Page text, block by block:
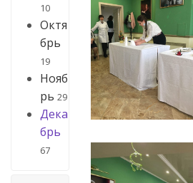
10
Октя
брь
19
Нояб
рь 29
Дека
брь
67